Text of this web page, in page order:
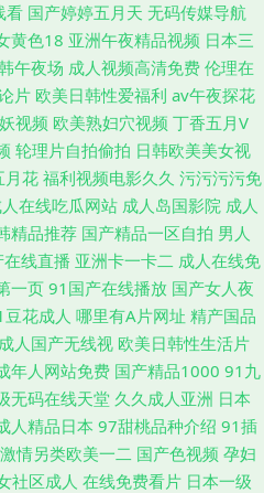
看 国产婷婷五月天 无码传媒导航
黄色18 亚洲午夜精品视频 日本三
午夜场 成人视频高清免费 伦理在
片 欧美日韩性爱福利 av午夜探花
视频 欧美熟妇穴视频 丁香五月V
轮理片自拍偷拍 日韩欧美美女视
月花 福利视频电影久久 污污污污免
在线吃瓜网站 成人岛国影院 成人
精品推荐 国产精品一区自拍 男人
在线直播 亚洲卡一卡二 成人在线免
一页 91国产在线播放 国产女人夜
豆花成人 哪里有A片网址 精产国品
成人国产无线视 欧美日韩性生活片
年人网站免费 国产精品1000 91九
无码在线天堂 久久成人亚洲 日本
人精品日本 97甜桃品种介绍 91插
激情另类欧美一二 国产色视频 孕妇
社区成人 在线免费看片 日本一级